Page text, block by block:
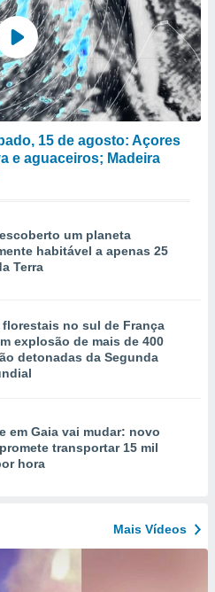
15 de agosto: Açores
e aguaceiros; Madeira
um planeta
habitável a apenas 25
Terra
no sul de França
explosão de mais de 400
detonadas da Segunda
em Gaia vai mudar: novo
transportar 15 mil
hora
Mais Vídeos